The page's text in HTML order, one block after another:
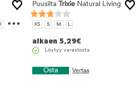
...
Puusilta Trixie Natural Living
XS S M L
alkaen 5,29€
Löytyy varastosta
Osta Vertaa